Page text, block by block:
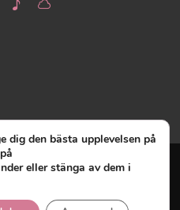
dig den bästa upplevelsen på
eller stänga av dem i